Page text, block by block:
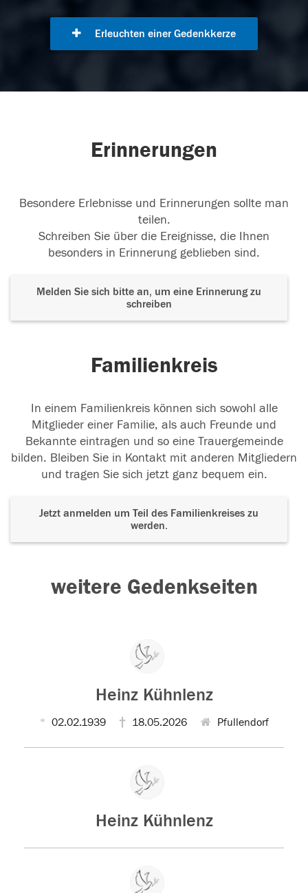
Erleuchten einer Gedenkkerze
Erinnerungen
Besondere Erlebnisse und Erinnerungen sollte man
teilen.
Schreiben Sie über die Ereignisse, die Ihnen
besonders in Erinnerung geblieben sind.
Melden Sie sich bitte an, um eine Erinnerung zu
schreiben
Familienkreis
In einem Familienkreis können sich sowohl alle
Mitglieder einer Familie, als auch Freunde und
Bekannte eintragen und so eine Trauergemeinde
bilden. Bleiben Sie in Kontakt mit anderen Mitgliedern
und tragen Sie sich jetzt ganz bequem ein.
Jetzt anmelden um Teil des Familienkreises zu
werden.
weitere Gedenkseiten
Heinz Kühnlenz
02.02.1939 18.05.2026 Pfullendorf
Heinz Kühnlenz